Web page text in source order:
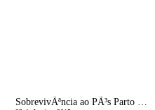
SobrevivÃªncia ao PÃ³s Parto | Uma Partilha